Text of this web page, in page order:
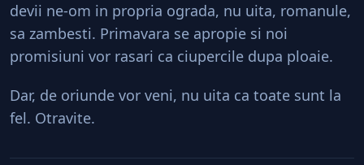
devii ne-om in propria ograda, nu uita, romanule,
sa zambesti. Primavara se apropie si noi
promisiuni vor rasari ca ciupercile dupa ploaie.
Dar, de oriunde vor veni, nu uita ca toate sunt la
fel. Otravite.